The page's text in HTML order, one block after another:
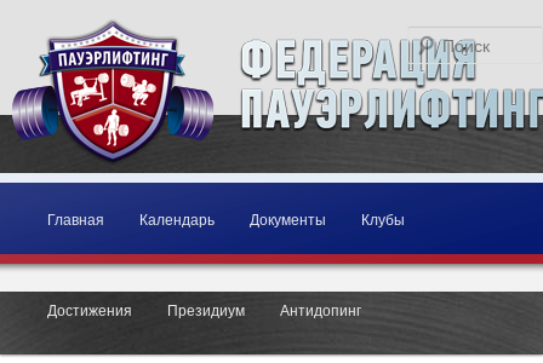
Главное меню
Перейти к основному содержимому
Перейти к дополнительному содержимому
Главная Календарь Документы Клубы
Достижения Президиум Антидопинг